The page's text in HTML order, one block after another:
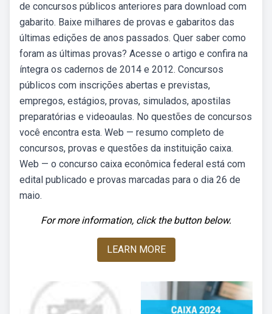
de concursos públicos anteriores para download com
gabarito. Baixe milhares de provas e gabaritos das
últimas edições de anos passados. Quer saber como
foram as últimas provas? Acesse o artigo e confira na
íntegra os cadernos de 2014 e 2012. Concursos
públicos com inscrições abertas e previstas,
empregos, estágios, provas, simulados, apostilas
preparatórias e videoaulas. No questões de concursos
você encontra esta. Web — resumo completo de
concursos, provas e questões da instituição caixa.
Web — o concurso caixa econômica federal está com
edital publicado e provas marcadas para o dia 26 de
maio.
For more information, click the button below.
LEARN MORE